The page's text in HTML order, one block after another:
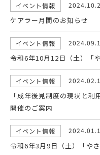
イベント情報
ケアラー月間のお知らせ
イベント情報
令和6年10月12日（土）「
イベント情報
「成年後見制度の現状と利
開催のご案内
イベント情報
令和6年3月9日（土）「や